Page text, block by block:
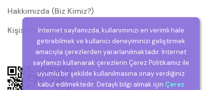
Hakkımızda (Biz Kimiz?)
Kişisel Verilerin Korunması (KVKK)
İnternet sayfamızda, kullanımınızı en verimli hale
getirebilmek ve kullanıcı deneyiminizi geliştirmek
amacıyla çerezlerden yararlanılmaktadır. İnternet
sayfamızı kullanarak çerezlerin Çerez Politikamız ile
uyumlu bir şekilde kullanılmasına onay verdiğiniz
kabul edilmektedir. Detaylı bilgi almak için Çerez